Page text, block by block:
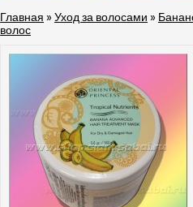
Главная » Уход за волосами »
волос